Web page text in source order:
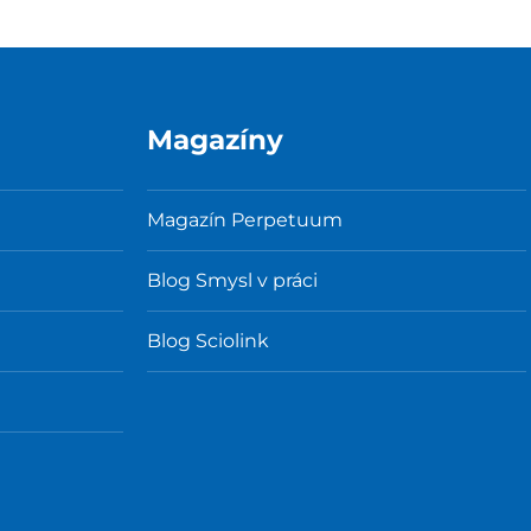
Magazíny
Magazín Perpetuum
Blog Smysl v práci
Blog Sciolink